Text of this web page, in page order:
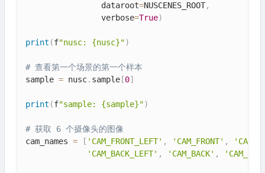
                dataroot
=NUSCENES_ROOT,
                verbose
=True)
print (f"nusc: {nusc}")
# 查看第一个场景的第一个样本
sample = nusc. sample [0]
print (f"sample: {sample}")
# 获取 6 个摄像头的图像
cam_names = [ 'CAM_FRONT_LEFT' , 'CAM_FRONT' ,
'CAM_BACK_LEFT' , 'CAM_BACK' ,